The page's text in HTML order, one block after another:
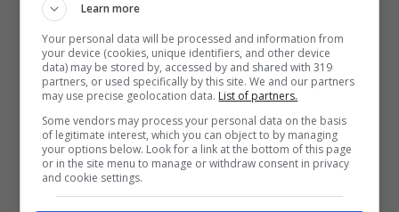
salute mentale rimane pari ad appena il 2%
del bilancio sanitario totale, invariata dal
2017. Le disparità tra i Paesi sono evidenti:
mentre quelli ad alto reddito spendono fino
a 65 dollari a persona per la salute
mentale, le nazioni a basso reddito ne
Learn more
Your personal data will be processed and information from
your device (cookies, unique identifiers, and other device
data) may be stored by, accessed by and shared with 319
partners, or used specifically by this site. We and our partners
may use precise geolocation data. List of partners.
Some vendors may process your personal data on the basis
of legitimate interest, which you can object to by managing
your options below. Look for a link at the bottom of this page
or in the site menu to manage or withdraw consent in privacy
and cookie settings.